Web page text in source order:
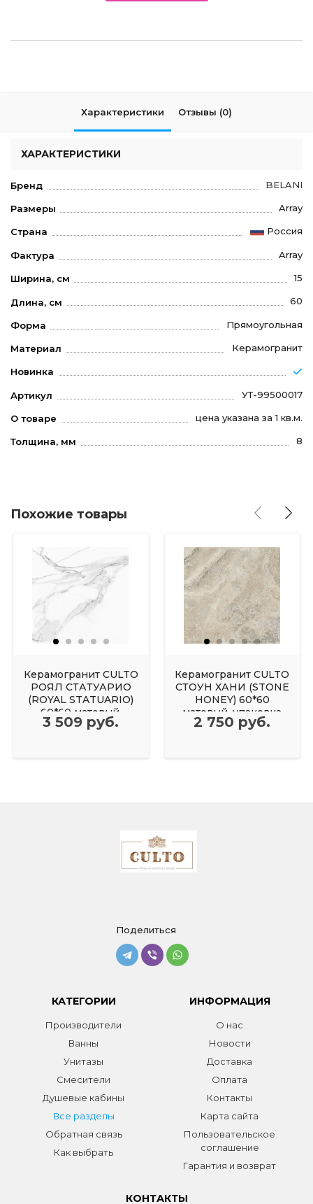
Характеристики Отзывы (0)
ХАРАКТЕРИСТИКИ
Бренд BELANI
Размеры Array
Страна Россия
Фактура Array
Ширина, см 15
Длина, см 60
Форма Прямоугольная
Материал Керамогранит
Новинка
Артикул УТ-99500017
О товаре цена указана за 1 кв.м.
Толщина, мм 8
Похожие товары
Керамогранит CULTO
РОЯЛ СТАТУАРИО
(ROYAL STATUARIO)
60*60 матовый,
упаковка 1,44м2
3 509 руб.
Керамогранит CULTO
СТОУН ХАНИ (STONE
HONEY) 60*60
матовый, упаковка
1,44м2
2 750 руб.
Поделиться
КАТЕГОРИИ
Производители
Ванны
Унитазы
Смесители
Душевые кабины
Все разделы
Обратная связь
Как выбрать
ИНФОРМАЦИЯ
О нас
Новости
Доставка
Оплата
Контакты
Карта сайта
Пользовательское
соглашение
Гарантия и возврат
КОНТАКТЫ